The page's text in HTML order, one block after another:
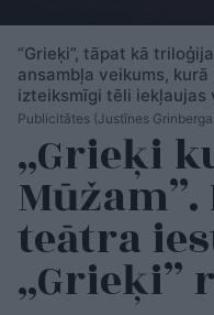
“Grieķi”, tāpat kā
ansambļa veikums,
izteiksmīgi tēli iekļaujas
Publicitātes (Justīnes
„Grieķi
teātra
„Grieķi”